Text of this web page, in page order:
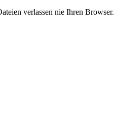
verlassen nie Ihren Browser.